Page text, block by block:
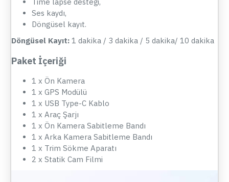
Time lapse desteği,
Ses kaydı,
Döngüsel kayıt.
Döngüsel Kayıt: 1 dakika / 3 dakika / 5 dakika/ 10 dakika
Paket İçeriği
1 x Ön Kamera
1 x GPS Modülü
1 x USB Type-C Kablo
1 x Araç Şarjı
1 x Ön Kamera Sabitleme Bandı
1 x Arka Kamera Sabitleme Bandı
1 x Trim Sökme Aparatı
2 x Statik Cam Filmi